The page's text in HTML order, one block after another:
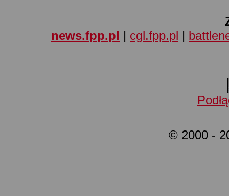
news.fpp.pl | cgl.fpp.pl |
© 2000 -